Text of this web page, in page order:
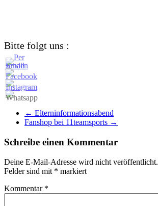
Bitte folgt uns :
← Elterninformationsabend
Fanshop bei 11teamsports →
Schreibe einen Kommentar
Deine E-Mail-Adresse wird nicht veröffentlicht.
Felder sind mit * markiert
Kommentar *